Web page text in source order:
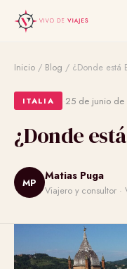
Inicio / Blog / ¿Donde está
ITALIA 25 de junio
¿Donde
MP
Matias Puga
Viajero y consultor ·